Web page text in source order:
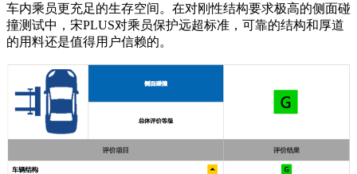
车内乘员更充足的生存空间。在对刚性结构要求极高的侧面碰
撞测试中，宋PLUS对乘员保护远超标准，可靠的结构和厚道
的用料还是值得用户信赖的。